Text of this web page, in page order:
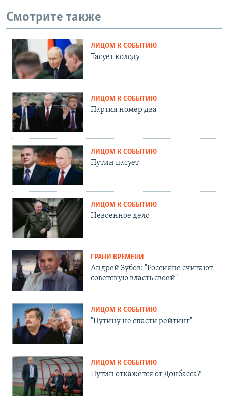
Смотрите также
ЛИЦОМ К СОБЫТИЮ
Тасует колоду
ЛИЦОМ К СОБЫТИЮ
Партия номер два
ЛИЦОМ К СОБЫТИЮ
Путин пасует
ЛИЦОМ К СОБЫТИЮ
Невоенное дело
ГРАНИ ВРЕМЕНИ
Андрей Зубов: "Россияне считают
советскую власть своей"
ЛИЦОМ К СОБЫТИЮ
"Путину не спасти рейтинг"
ЛИЦОМ К СОБЫТИЮ
Путин откажется от Донбасса?